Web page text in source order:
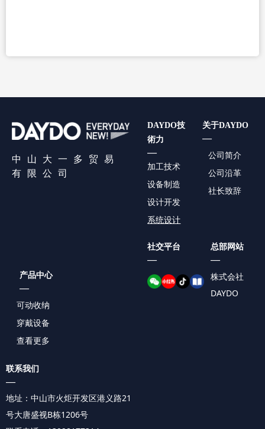
地址：中山市火炬开发区港义路21
号大唐盛视B栋1206号
联系我们
—
产品中心
—
可动收纳
穿戴设备
查看更多
中山大一多贸易
有限公司
DAYDO技
術力
—
加工技术
设备制造
设计开发
系统设计
关于DAYDO
—
公司简介
公司沿革
社长致辞
社交平台
—
总部网站
—
株式会社
DAYDO